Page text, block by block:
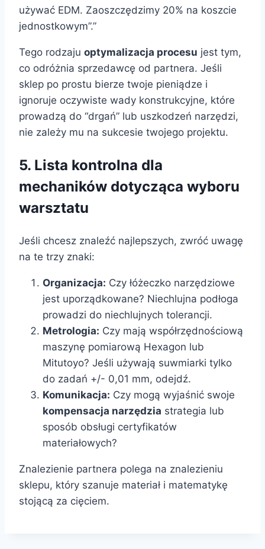
używać EDM. Zaoszczędzimy 20% na koszcie
jednostkowym”.”
Tego rodzaju optymalizacja procesu jest tym,
co odróżnia sprzedawcę od partnera. Jeśli
sklep po prostu bierze twoje pieniądze i
ignoruje oczywiste wady konstrukcyjne, które
prowadzą do “drgań” lub uszkodzeń narzędzi,
nie zależy mu na sukcesie twojego projektu.
5. Lista kontrolna dla
mechaników dotycząca wyboru
warsztatu
Jeśli chcesz znaleźć najlepszych, zwróć uwagę
na te trzy znaki:
Organizacja: Czy łóżeczko narzędziowe
jest uporządkowane? Niechlujna podłoga
prowadzi do niechlujnych tolerancji.
Metrologia: Czy mają współrzędnościową
maszynę pomiarową Hexagon lub
Mitutoyo? Jeśli używają suwmiarki tylko
do zadań +/- 0,01 mm, odejdź.
Komunikacja: Czy mogą wyjaśnić swoje
kompensacja narzędzia strategia lub
sposób obsługi certyfikatów
materiałowych?
Znalezienie partnera polega na znalezieniu
sklepu, który szanuje materiał i matematykę
stojącą za cięciem.